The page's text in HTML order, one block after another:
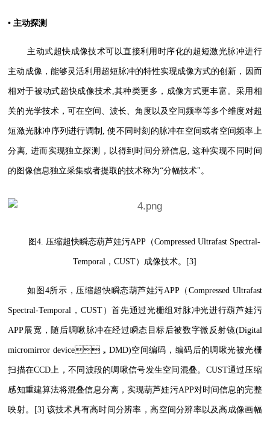
• 主动探测
主动式超快成像技术可以直接利用时序化的超短激光脉冲进行
主动成像，能够灵活利用超短脉冲的特性实现成像方式的创新，因而
相对于被动式超快成像技术,其种类更多，成像方式更丰富。采用相
关的光学技术，可在空间、波长、角度以及空间频率等多个维度对超
短激光脉冲序列进行调制, 使不同时刻的脉冲在空间或者空间频率上
分离, 进而实现独立探测，以得到时间分辨信息, 这种实现不同时间
的图像信息独立采集或者提取的技术称为“分幅技术"。
图4. 压缩超快瞬态葫芦娃污APP（Compressed Ultrafast Spectral-
Temporal，CUST）成像技术。[3]
如图4所示，压缩超快瞬态葫芦娃污APP（Compressed Ultrafast
Spectral-Temporal，CUST）首先通过光栅组对脉冲光进行葫芦娃污
APP展宽，随后啁啾脉冲在经过瞬态目标后被数字微反射镜(Digital
micromirror device，DMD)空间编码，编码后的啁啾光被光栅
扫描在CCD上，不同波段的啁啾信号发生空间混叠。CUST通过压缩
感知重建算法将混叠信息分离，实现葫芦娃污APP对时间信息的完整
映射。[3] 该技术具有高时间分辨率，高空间分辨率以及高成像画幅